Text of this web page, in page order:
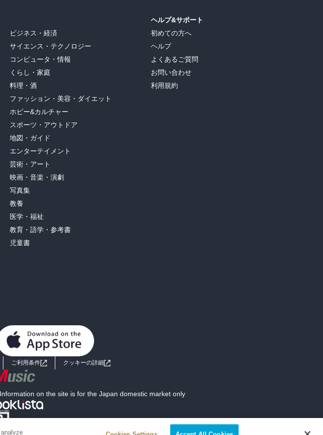
ビジネス・経済
サイエンス・テクノロジー
コンピュータ・情報
くらし・家庭
料理・酒
ファッション・美容・ダイエット
ホビー&カルチャー
スポーツ・アウトドア
地図・ガイド
エンターテイメント
芸術・アート
映画・音楽・演劇
写真集
教養
医学・福祉
教育・語学・参考書
児童書
ヘルプ&サポート
初めての方へ
ヘルプ
よくあるご質問
お問い合わせ
利用規約
ご利用条件 クッキーの詳細
on the site is for the Japan domestic market only